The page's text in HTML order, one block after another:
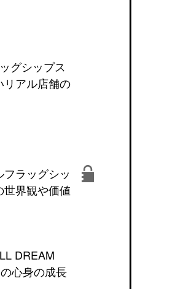
グシップス
アル店舗の
フラッグシッ
界観や価値
DREAM
心身の成長